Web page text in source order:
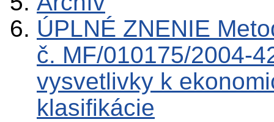
ÚPLNÉ ZNENIE
č. MF/010175/2004-
vysvetlivky k
klasifikácie